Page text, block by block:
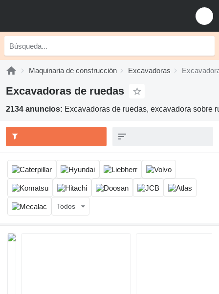
Maquinaria de construcción Excavadoras
Excavadoras de ruedas
2134 anuncios: Excavadoras de ruedas, excavadora sobre
Todos